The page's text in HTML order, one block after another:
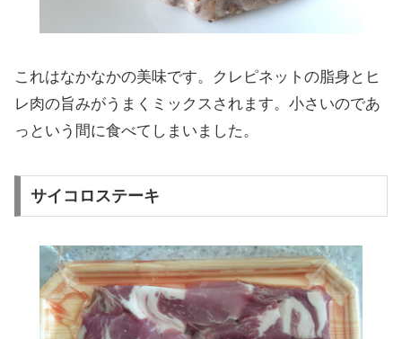
これはなかなかの美味です。クレピネットの脂身とヒ
レ肉の旨みがうまくミックスされます。小さいのであ
っという間に食べてしまいました。
サイコロステーキ